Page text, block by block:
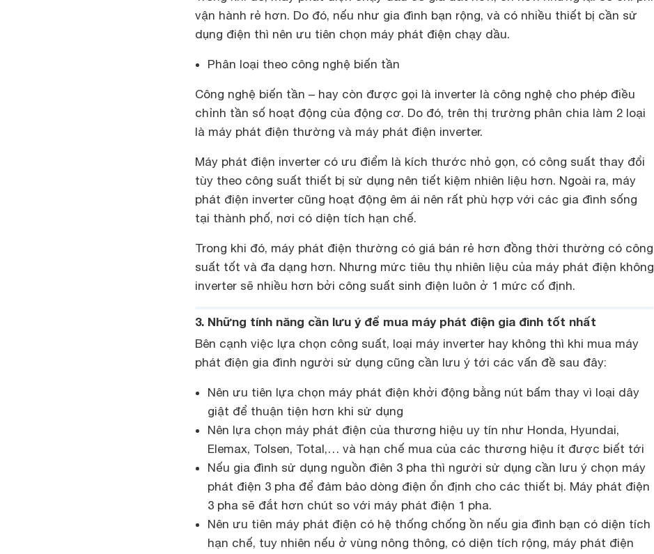
vận hành rẻ hơn. Do đó, nếu như gia đình bạn rộng, và có nhiều thiết bị cần sử
dụng điện thì nên ưu tiên chọn máy phát điện chạy dầu.
Phân loại theo công nghệ biến tần
Công nghệ biến tần – hay còn được gọi là inverter là công nghệ cho phép điều
chỉnh tần số hoạt động của động cơ. Do đó, trên thị trường phân chia làm 2 loại
là máy phát điện thường và máy phát điện inverter.
Máy phát điện inverter có ưu điểm là kích thước nhỏ gọn, có công suất thay đổi
tùy theo công suất thiết bị sử dụng nên tiết kiệm nhiên liệu hơn. Ngoài ra, máy
phát điện inverter cũng hoạt động êm ái nên rất phù hợp với các gia đình sống
tại thành phố, nơi có diện tích hạn chế.
Trong khi đó, máy phát điện thường có giá bán rẻ hơn đồng thời thường có công
suất tốt và đa dạng hơn. Nhưng mức tiêu thụ nhiên liệu của máy phát điện không
inverter sẽ nhiều hơn bởi công suất sinh điện luôn ở 1 mức cố định.
3. Những tính năng cần lưu ý để mua máy phát điện gia đình tốt nhất
Bên cạnh việc lựa chọn công suất, loại máy inverter hay không thì khi mua máy
phát điện gia đình người sử dụng cũng cần lưu ý tới các vấn đề sau đây:
Nên ưu tiên lựa chọn máy phát điện khởi động bằng nút bấm thay vì loại dây
giật để thuận tiện hơn khi sử dụng
Nên lựa chọn máy phát điện của thương hiệu uy tín như Honda, Hyundai,
Elemax, Tolsen, Total,… và hạn chế mua của các thương hiệu ít được biết tới
Nếu gia đình sử dụng nguồn điên 3 pha thì người sử dụng cần lưu ý chọn máy
phát điện 3 pha để đảm bảo dòng điện ổn định cho các thiết bị. Máy phát điện
3 pha sẽ đắt hơn chút so với máy phát điện 1 pha.
Nên ưu tiên máy phát điện có hệ thống chống ồn nếu gia đình bạn có diện tích
hạn chế, tuy nhiên nếu ở vùng nông thông, có diện tích rộng, máy phát điện